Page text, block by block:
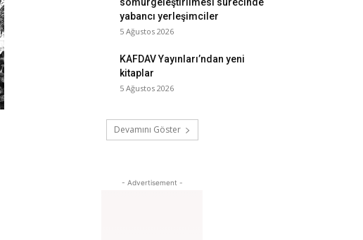
yabancı yerleşimciler
5 Ağustos 2026
KAFDAV Yayınları’ndan yeni
kitaplar
5 Ağustos 2026
Devamını Göster
- Advertisement -